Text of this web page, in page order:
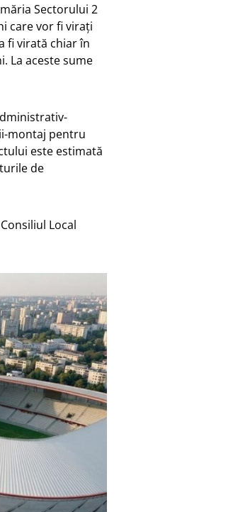
Sectorului 2
care vor fi virați
fi virată chiar în
La aceste sume
montaj pentru
este estimată
de
Local